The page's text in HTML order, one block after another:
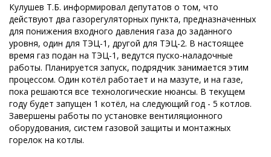
Кулушев Т.Б. информировал депутатов о том, что
действуют два газорегуляторных пункта, предназначенных
для понижения входного давления газа до заданного
уровня, один для ТЭЦ-1, другой для ТЭЦ-2. В настоящее
время газ подан на ТЭЦ-1, ведутся пуско-наладочные
работы. Планируется запуск, подрядчик занимается этим
процессом. Один котёл работает и на мазуте, и на газе,
пока решаются все технологические нюансы. В текущем
году будет запущен 1 котёл, на следующий год - 5 котлов.
Завершены работы по установке вентиляционного
оборудования, систем газовой защиты и монтажных
горелок на котлы.